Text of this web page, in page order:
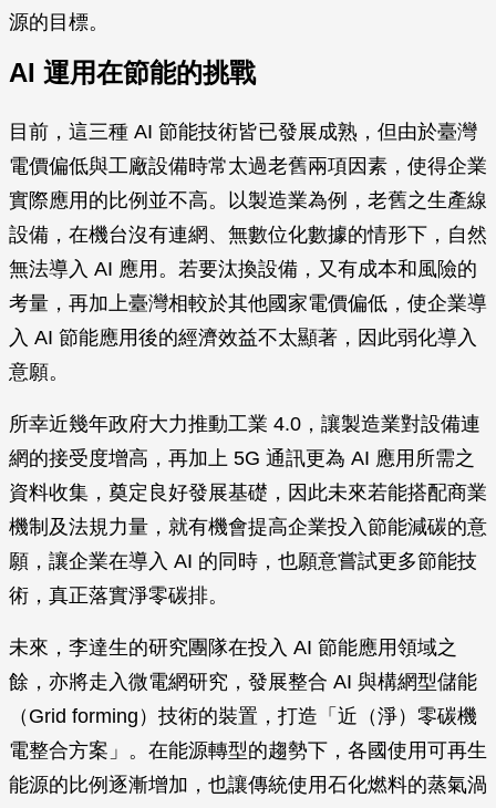
源的目標。
AI 運用在節能的挑戰
目前，這三種 AI 節能技術皆已發展成熟，但由於臺灣
電價偏低與工廠設備時常太過老舊兩項因素，使得企業
實際應用的比例並不高。以製造業為例，老舊之生產線
設備，在機台沒有連網、無數位化數據的情形下，自然
無法導入 AI 應用。若要汰換設備，又有成本和風險的
考量，再加上臺灣相較於其他國家電價偏低，使企業導
入 AI 節能應用後的經濟效益不太顯著，因此弱化導入
意願。
所幸近幾年政府大力推動工業 4.0，讓製造業對設備連
網的接受度增高，再加上 5G 通訊更為 AI 應用所需之
資料收集，奠定良好發展基礎，因此未來若能搭配商業
機制及法規力量，就有機會提高企業投入節能減碳的意
願，讓企業在導入 AI 的同時，也願意嘗試更多節能技
術，真正落實淨零碳排。
未來，李達生的研究團隊在投入 AI 節能應用領域之
餘，亦將走入微電網研究，發展整合 AI 與構網型儲能
（Grid forming）技術的裝置，打造「近（淨）零碳機
電整合方案」。在能源轉型的趨勢下，各國使用可再生
能源的比例逐漸增加，也讓傳統使用石化燃料的蒸氣渦